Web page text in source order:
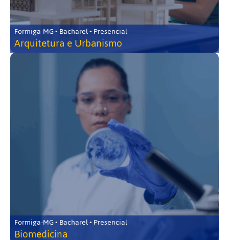
Formiga-MG • Bacharel • Presencial
Arquitetura e Urbanismo
Formiga-MG • Bacharel • Presencial
Biomedicina